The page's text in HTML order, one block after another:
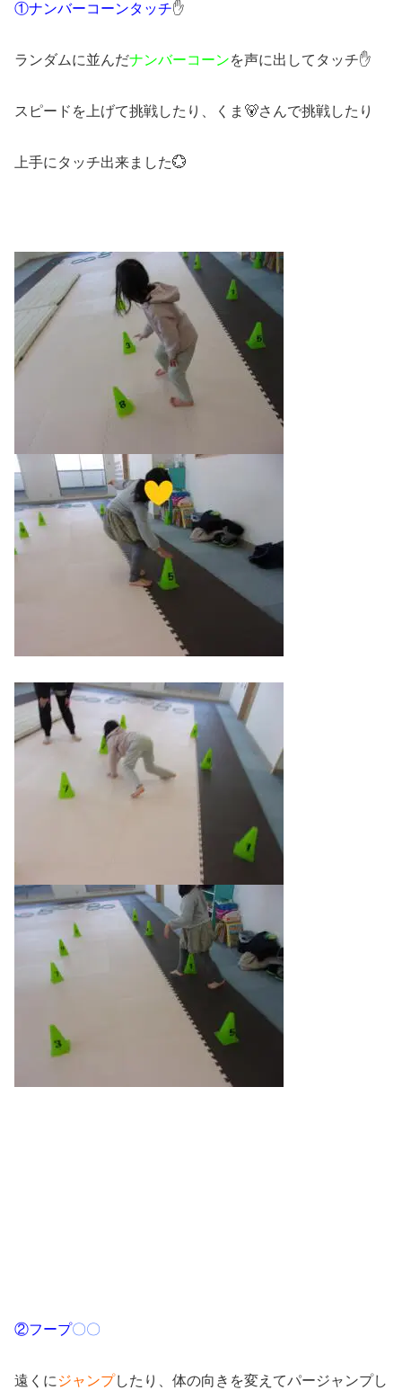
①ナンバーコーンタッチ✋
ランダムに並んだナンバーコーンを声に出してタッチ✋
スピードを上げて挑戦したり、くま🐻さんで挑戦したり
上手にタッチ出来ました💮
②フープ〇〇
遠くに ジャンプしたり、体の向きを変えてパージャンプし